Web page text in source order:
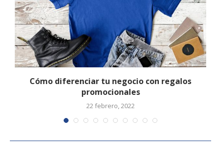
Cómo diferenciar tu negocio con regalos
promocionales
22 febrero, 2022